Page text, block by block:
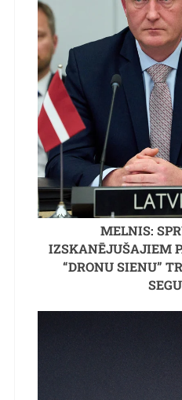
MELNIS:
IZSKANĒJUŠAJIEM
“DRONU SIENU”